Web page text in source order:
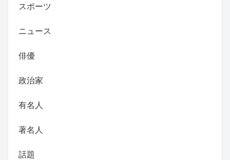
スポーツ
ニュース
俳優
政治家
有名人
著名人
話題